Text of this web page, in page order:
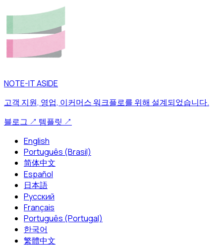
NOTE-IT ASIDE
고객 지원, 영업, 이커머스 워크플로를 위해 설계되었습니다.
블로그 ↗ 템플릿 ↗
English
Português (Brasil)
简体中文
Español
日本語
Русский
Français
Português (Portugal)
한국어
繁體中文